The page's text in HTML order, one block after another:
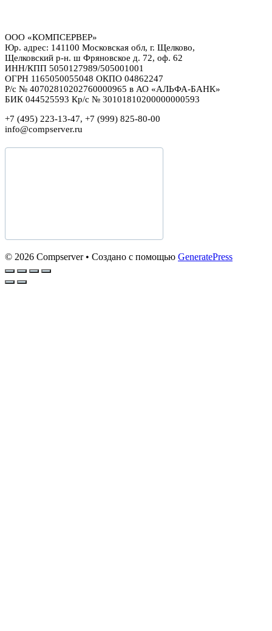
ООО «КОМПСЕРВЕР»
Юр. адрес: 141100 Московская обл, г. Щелково,
Щелковский р-н. ш Фряновское д. 72, оф. 62
ИНН/КПП 5050127989/505001001
ОГРН 1165050055048 ОКПО 04862247
Р/с № 40702810202760000965 в АО «АЛЬФА-БАНК»
БИК 044525593 Кр/с № 30101810200000000593
+7 (495) 223-13-47, +7 (999) 825-80-00
info@compserver.ru
© 2026 Compserver• Создано с помощью GeneratePress